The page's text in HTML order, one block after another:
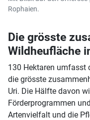
Rophaien.
Die grösste
Wildheufläche
130 Hektaren umfasst
die grösste
Uri. Die Hälfte davon
Förderprogrammen
Artenvielfalt und die